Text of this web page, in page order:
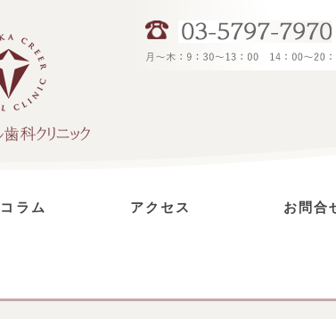
ラム アクセス お問合